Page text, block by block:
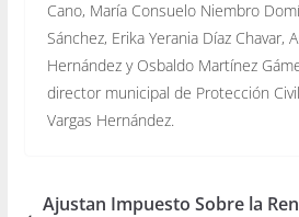
Cano, María Consuelo Niembro
Sánchez, Erika Yerania Díaz Chavar,
Hernández y Osbaldo Martínez
director municipal de Protección
Vargas Hernández.
Ajustan Impuesto Sobre la